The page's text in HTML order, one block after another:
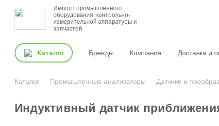
Импорт промышленного
оборудования, контрольно-
измерительной аппаратуры и
запчастей
Каталог Бренды Компания Доставка и
Каталог Промышленные анализаторы Датчики и
Индуктивный датчик